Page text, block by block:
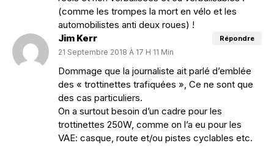
(comme les trompes la mort en vélo et les
automobilistes anti deux roues) !
Jim Kerr
21 Septembre 2018 À 17 H 11 Min
Dommage que la journaliste ait parlé d’emblée
des « trottinettes trafiquées », Ce ne sont que
des cas particuliers.
On a surtout besoin d’un cadre pour les
trottinettes 250W, comme on l’a eu pour les
VAE: casque, route et/ou pistes cyclables etc.
Répondre